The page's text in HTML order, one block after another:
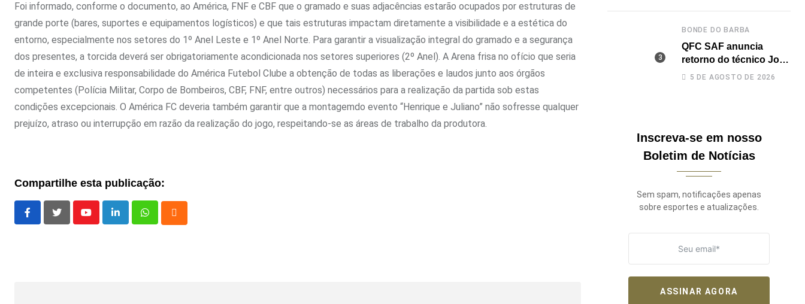
Foi informado, conforme o documento, ao América, FNF e CBF que o gramado e suas adjacências estarão ocupados por estruturas de
grande porte (bares, suportes e equipamentos logísticos) e que tais estruturas impactam diretamente a visibilidade e a estética do
entorno, especialmente nos setores do 1º Anel Leste e 1º Anel Norte. Para garantir a visualização integral do gramado e a segurança
dos presentes, a torcida deverá ser obrigatoriamente acondicionada nos setores superiores (2º Anel). A Arena frisa no ofício que seria
de inteira e exclusiva responsabilidade do América Futebol Clube a obtenção de todas as liberações e laudos junto aos órgãos
competentes (Polícia Militar, Corpo de Bombeiros, CBF, FNF, entre outros) necessários para a realização da partida sob estas
condições excepcionais. O América FC deveria também garantir que a montagemdo evento “Henrique e Juliano” não sofresse qualquer
prejuízo, atraso ou interrupção em razão da realização do jogo, respeitando-se as áreas de trabalho da produtora.
Compartilhe esta publicação:
YoutubeLinkedInWhatsapp
dos anos iniciais
BONDE DO BARBA
QFC SAF anuncia
retorno do técnico João
Paulo para a disputa da
5 DE AGOSTO DE 2026
Inscreva-se em nosso
Boletim de Notícias
Sem spam, notificações apenas
sobre esportes e atualizações.
ASSINAR AGORA